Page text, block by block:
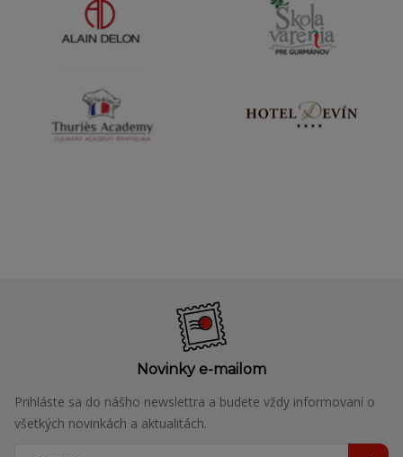
Novinky e-mailom
Prihláste sa do nášho newslettra a budete vždy informovaní o
všetkých novinkách a aktualitách.